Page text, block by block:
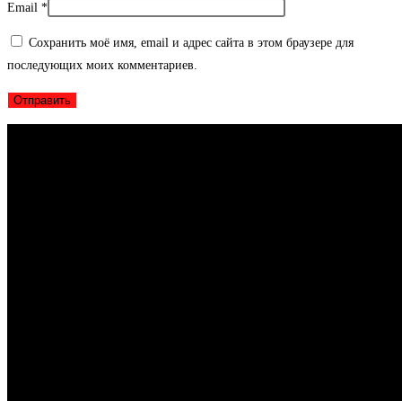
Email *
Сохранить моё имя, email и адрес сайта в этом браузере для
последующих моих комментариев.